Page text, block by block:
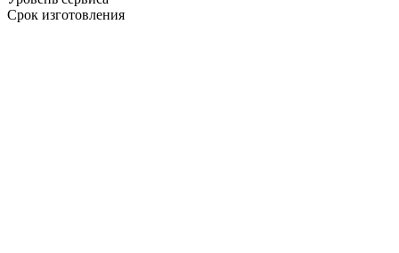
Срок изготовления